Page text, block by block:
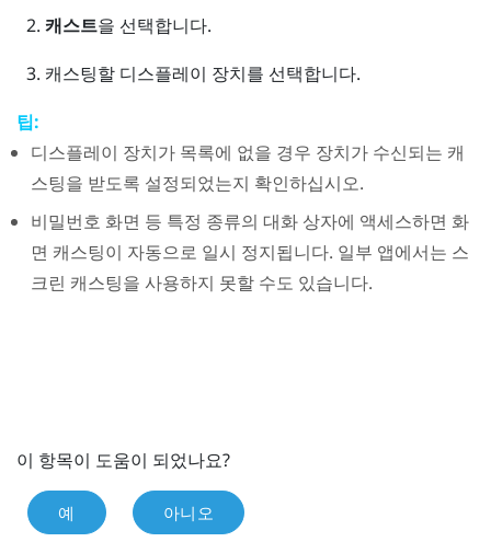
캐스트을 선택합니다.
캐스팅할 디스플레이 장치를 선택합니다.
팁:
디스플레이 장치가 목록에 없을 경우 장치가 수신되는 캐
스팅을 받도록 설정되었는지 확인하십시오.
비밀번호 화면 등 특정 종류의 대화 상자에 액세스하면 화
면 캐스팅이 자동으로 일시 정지됩니다. 일부 앱에서는 스
크린 캐스팅을 사용하지 못할 수도 있습니다.
이 항목이 도움이 되었나요?
예 아니오